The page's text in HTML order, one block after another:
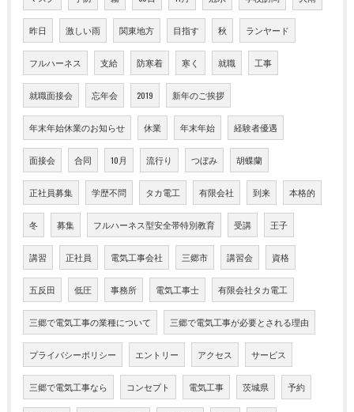
昨日 激しい雨 関東地方 目指す 秋 ランヤード
フルハーネス 支給 防寒着 寒く 就職 工事
就職面接会 忘年会 2019 新年のご挨拶
年末年始休業のお知らせ 休業 年末年始 経験者優遇
面接会 合同 10月 流行り つぼみ 胡蝶蘭
正社員募集 学歴不問 タカ電工 有限会社 到来 本格的
冬 募集 フルハーネス型安全帯特別教育 受講 王子
講習 正社員 電気工事会社 三郷市 講習会 資格
五反田 低圧 事務所 電気工事士 有限会社タカ電工
三郷で電気工事の業種について 三郷で電気工事が必要とされる理由
プライバシーポリシー エントリー アクセス サービス
三郷で電気工事なら コンセプト 電気工事 茨城県 予約